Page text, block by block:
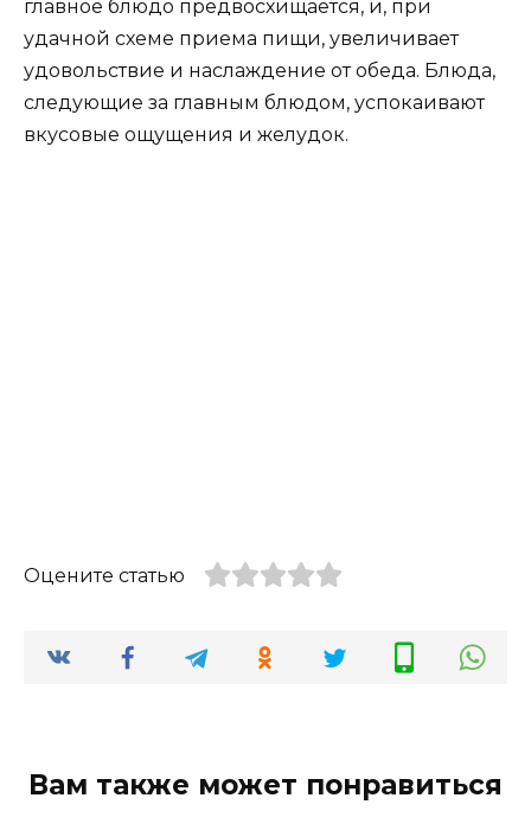
главное блюдо предвосхищается, и, при
удачной схеме приема пищи, увеличивает
удовольствие и наслаждение от обеда. Блюда,
следующие за главным блюдом, успокаивают
вкусовые ощущения и желудок.
Оцените статью
Вам также может понравиться